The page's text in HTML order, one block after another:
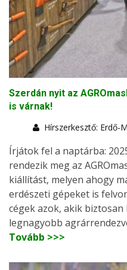
Szerdán nyit az
is várnak!
Hírszerkesztő: Erdő-
Írjátok fel a naptárba:
rendezik meg az
kiállítást, melyen ahogy
erdészeti gépeket is
cégek azok, akik
legnagyobb
Tovább >>>